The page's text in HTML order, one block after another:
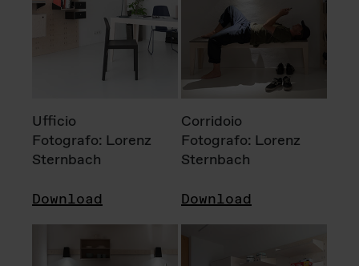
Ufficio
Fotografo: Lorenz
Sternbach
Download
Corridoio
Fotografo: Lorenz
Sternbach
Download